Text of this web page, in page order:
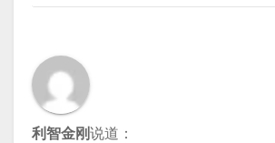
利智金刚说道：